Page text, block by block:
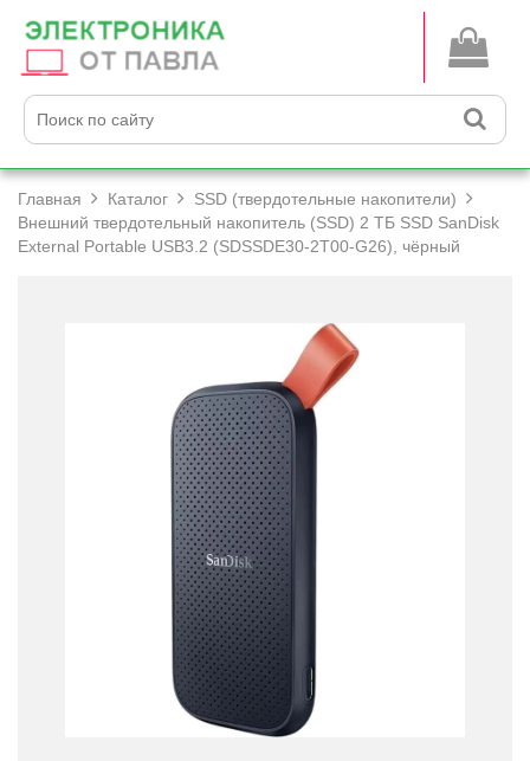
Главная Каталог
SSD (твердотельные накопители)
Внешний твердотельный накопитель (SSD) 2 ТБ SSD SanDisk
External Portable USB3.2 (SDSSDE30-2T00-G26), чёрный